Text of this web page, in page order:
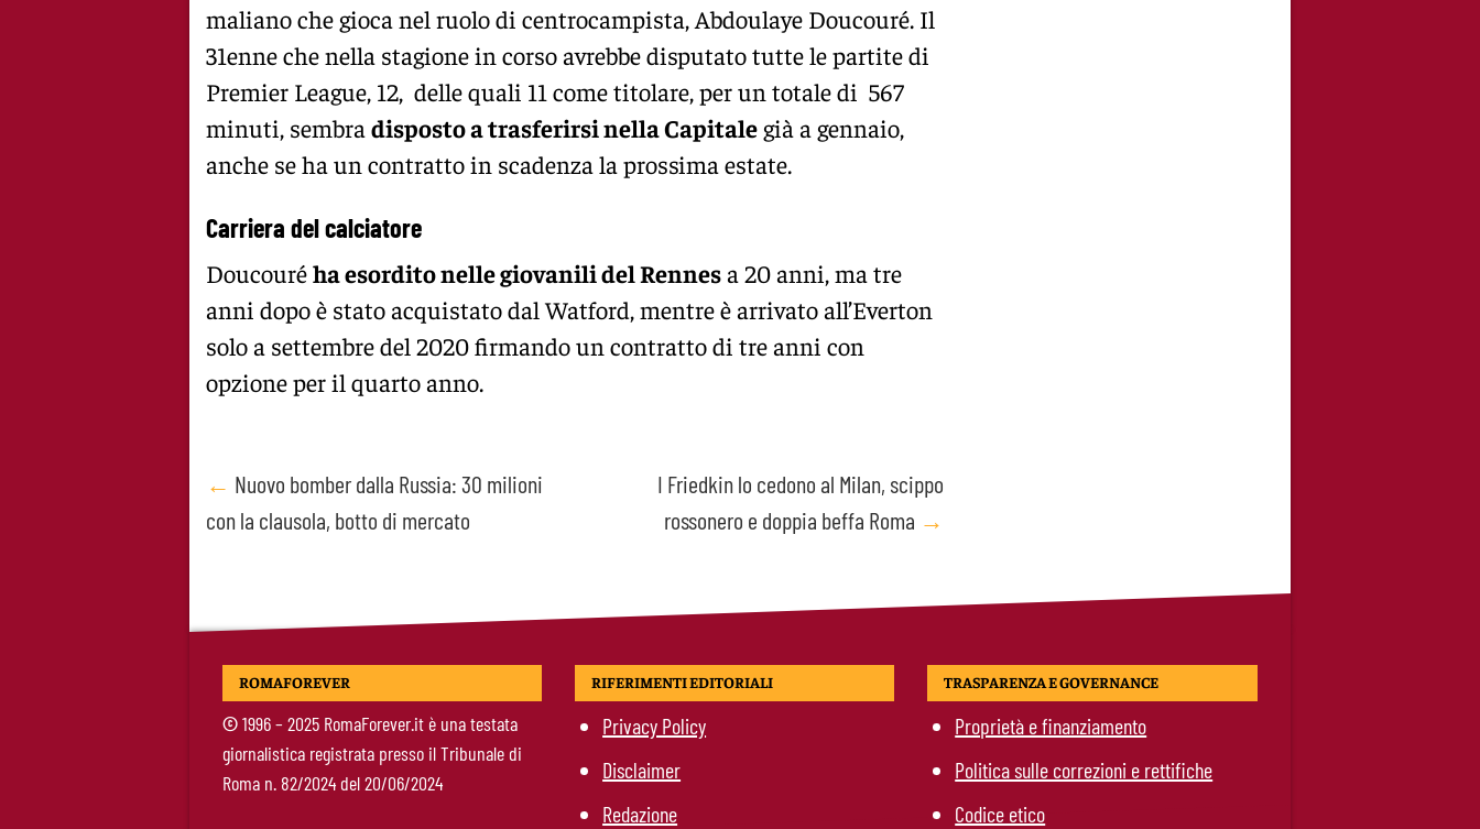
maliano che gioca nel ruolo di centrocampista, Abdoulaye Doucouré. Il
31enne che nella stagione in corso avrebbe disputato tutte le partite di
Premier League, 12, delle quali 11 come titolare, per un totale di 567
minuti, sembra disposto a trasferirsi nella Capitalegià a gennaio,
anche se ha un contratto in scadenza la prossima estate.
Carriera del calciatore
Doucouréha esordito nelle giovanili del Rennesa 20 anni, ma tre
anni dopo è stato acquistato dal Watford, mentre è arrivato all’Everton
solo a settembre del 2020 firmando un contratto di tre anni con
opzione per il quarto anno.
Post
navigation
← Nuovo bomber dalla Russia: 30 milioni
con la clausola, botto di mercato
I Friedkin lo cedono al Milan, scippo
rossonero e doppia beffa Roma →
ROMAFOREVER
©1996 – 2025 RomaForever.it è una testata
giornalistica registrata presso il Tribunale di
Roma n. 82/2024 del 20/06/2024
RIFERIMENTI EDITORIALI
Privacy Policy
Disclaimer
Redazione
TRASPARENZA E GOVERNANCE
Proprietà e finanziamento
Politica sulle correzioni e rettifiche
Codice etico